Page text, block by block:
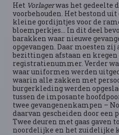
Het Vorlagerwas het gedeelte
voorbehouden. Het bestond
kleine gordijntjes voor de
bloemperkjes… In dit deel
barakken waar nieuwe
opgevangen. Daar moesten
bezittingen afstaan en kregen
registratienummer. Verder
waar uniformen werden
waarin alle zakken met
burgerkleding werden
tussen de imposante
twee gevangenenkampen –
daarvan gescheiden door
Twee deuren met gaas gaven
noordelijke en het zuidelijke